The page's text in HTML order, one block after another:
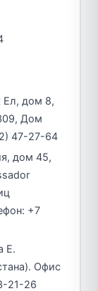
Ел, дом 8,
Дом
47-27-64
дом 45,
+7
Е.
Офис
21-26